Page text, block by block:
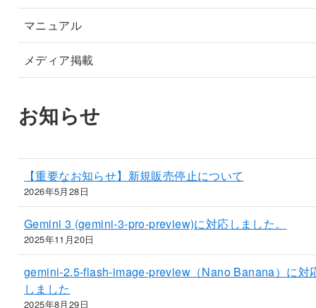
マニュアル
メディア掲載
お知らせ
【重要なお知らせ】新規販売停止について
2026年5月28日
Gemini 3 (gemini-3-pro-preview)に対応しました。
2025年11月20日
gemini-2.5-flash-image-preview（Nano Banana）に対
しました
2025年8月29日